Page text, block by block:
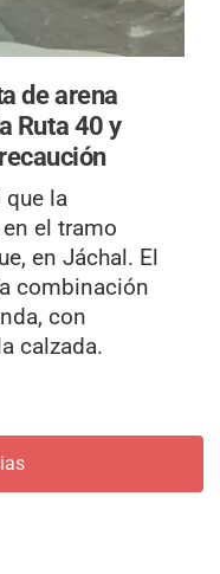
de arena
Ruta 40 y
la
el tramo
en Jáchal. El
combinación
con
calzada.